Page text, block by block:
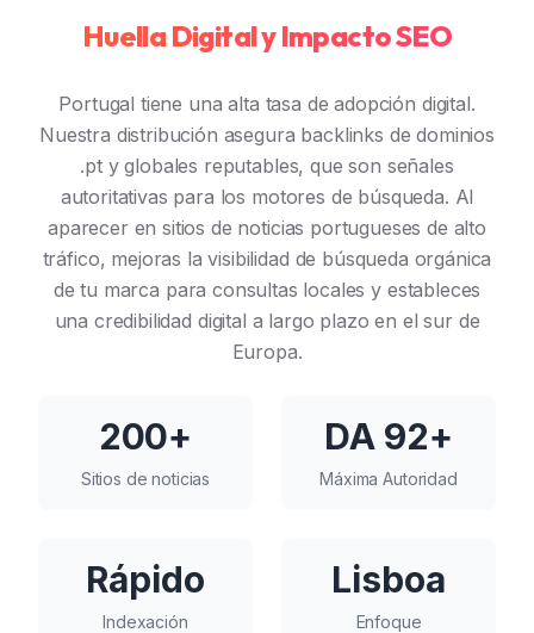
Huella Digital y Impacto SEO
Portugal tiene una alta tasa de adopción digital.
Nuestra distribución asegura backlinks de dominios
.pt y globales reputables, que son señales
autoritativas para los motores de búsqueda. Al
aparecer en sitios de noticias portugueses de alto
tráfico, mejoras la visibilidad de búsqueda orgánica
de tu marca para consultas locales y estableces
una credibilidad digital a largo plazo en el sur de
Europa.
200+
Sitios de noticias
DA 92+
Máxima Autoridad
Rápido
Indexación
Lisboa
Enfoque